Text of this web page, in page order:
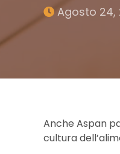
Agosto 24,
Anche Aspan
cultura